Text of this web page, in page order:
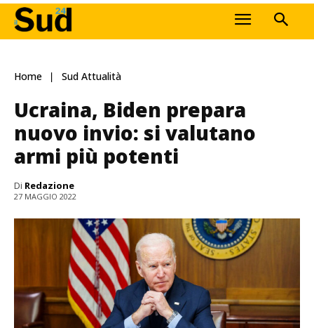
Home Sud Attualità
Ucraina, Biden prepara
nuovo invio: si valutano
armi più potenti
Di Redazione
27 MAGGIO 2022